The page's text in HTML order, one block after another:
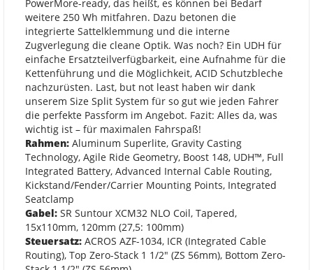
PowerMore-ready, das heißt, es können bei Bedarf
weitere 250 Wh mitfahren. Dazu betonen die
integrierte Sattelklemmung und die interne
Zugverlegung die cleane Optik. Was noch? Ein UDH für
einfache Ersatzteilverfügbarkeit, eine Aufnahme für die
Kettenführung und die Möglichkeit, ACID Schutzbleche
nachzurüsten. Last, but not least haben wir dank
unserem Size Split System für so gut wie jeden Fahrer
die perfekte Passform im Angebot. Fazit: Alles da, was
wichtig ist – für maximalen Fahrspaß!
Rahmen: Aluminum Superlite, Gravity Casting
Technology, Agile Ride Geometry, Boost 148, UDH™, Full
Integrated Battery, Advanced Internal Cable Routing,
Kickstand/Fender/Carrier Mounting Points, Integrated
Seatclamp
Gabel: SR Suntour XCM32 NLO Coil, Tapered,
15x110mm, 120mm (27,5: 100mm)
Steuersatz: ACROS AZF-1034, ICR (Integrated Cable
Routing), Top Zero-Stack 1 1/2" (ZS 56mm), Bottom Zero-